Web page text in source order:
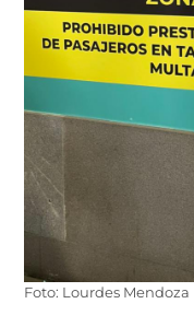
Foto: Lourdes Mendoza